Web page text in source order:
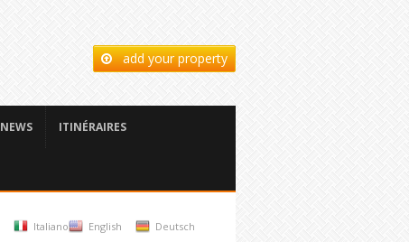
add your property
NEWS ITINÉRAIRES
Italiano English Deutsch